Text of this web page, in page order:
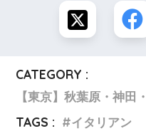
CATEGORY :
【東京】秋葉原・神田
TAGS :
イタリアン